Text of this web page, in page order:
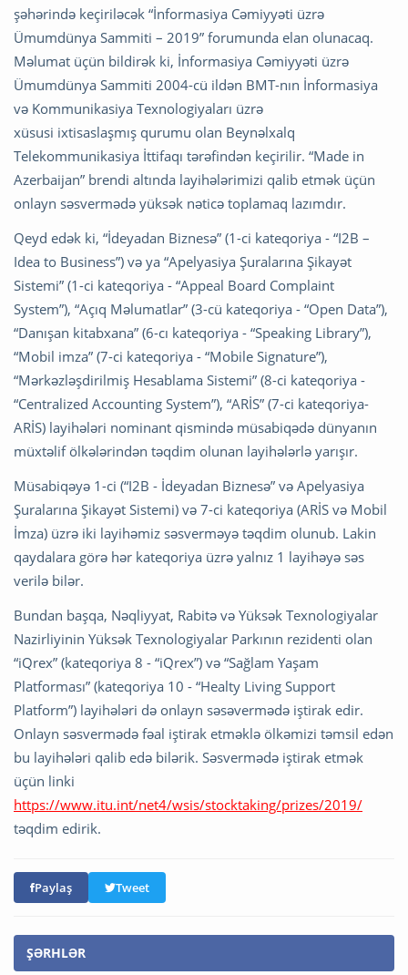
şəhərində keçiriləcək “İnformasiya Cəmiyyəti üzrə
Ümumdünya Sammiti – 2019” forumunda elan olunacaq.
Məlumat üçün bildirək ki, İnformasiya Cəmiyyəti üzrə
Ümumdünya Sammiti 2004-cü ildən BMT-nın İnformasiya
və Kommunikasiya Texnologiyaları üzrə
xüsusi ixtisaslaşmış qurumu olan Beynəlxalq
Telekommunikasiya İttifaqı tərəfindən keçirilir. “Made in
Azerbaijan” brendi altında layihələrimizi qalib etmək üçün
onlayn səsvermədə yüksək nəticə toplamaq lazımdır.
Qeyd edək ki, “İdeyadan Biznesə” (1-ci kateqoriya - “I2B –
Idea to Business”) və ya “Apelyasiya Şuralarına Şikayət
Sistemi” (1-ci kateqoriya - “Appeal Board Complaint
System”), “Açıq Məlumatlar” (3-cü kateqoriya - “Open Data”),
“Danışan kitabxana” (6-cı kateqoriya - “Speaking Library”),
“Mobil imza” (7-ci kateqoriya - “Mobile Signature”),
“Mərkəzləşdirilmiş Hesablama Sistemi” (8-ci kateqoriya -
“Centralized Accounting System”), “ARİS” (7-ci kateqoriya-
ARİS) layihələri nominant qismində müsabiqədə dünyanın
müxtəlif ölkələrindən təqdim olunan layihələrlə yarışır.
Müsabiqəyə 1-ci (“I2B - İdeyadan Biznesə” və Apelyasiya
Şuralarına Şikayət Sistemi) və 7-ci kateqoriya (ARİS və Mobil
İmza) üzrə iki layihəmiz səsverməyə təqdim olunub. Lakin
qaydalara görə hər kateqoriya üzrə yalnız 1 layihəyə səs
verilə bilər.
Bundan başqa, Nəqliyyat, Rabitə və Yüksək Texnologiyalar
Nazirliyinin Yüksək Texnologiyalar Parkının rezidenti olan
“iQrex” (kateqoriya 8 - “iQrex”) və “Sağlam Yaşam
Platforması” (kateqoriya 10 - “Healty Living Support
Platform”) layihələri də onlayn səsəvermədə iştirak edir.
Onlayn səsvermədə fəal iştirak etməklə ölkəmizi təmsil edən
bu layihələri qalib edə bilərik. Səsvermədə iştirak etmək
üçün linki
https://www.itu.int/net4/wsis/stocktaking/prizes/2019/
təqdim edirik.
Paylaş Tweet
ŞƏRHLƏR